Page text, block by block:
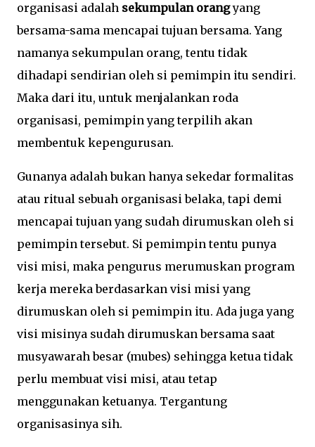
organisasi adalah sekumpulan orangyang
bersama-sama mencapai tujuan bersama. Yang
namanya sekumpulan orang, tentu tidak
dihadapi sendirian oleh si pemimpin itu sendiri.
Maka dari itu, untuk menjalankan roda
organisasi, pemimpin yang terpilih akan
membentuk kepengurusan.
Gunanya adalah bukan hanya sekedar formalitas
atau ritual sebuah organisasi belaka, tapi demi
mencapai tujuan yang sudah dirumuskan oleh si
pemimpin tersebut. Si pemimpin tentu punya
visi misi, maka pengurus merumuskan program
kerja mereka berdasarkan visi misi yang
dirumuskan oleh si pemimpin itu. Ada juga yang
visi misinya sudah dirumuskan bersama saat
musyawarah besar (mubes) sehingga ketua tidak
perlu membuat visi misi, atau tetap
menggunakan ketuanya. Tergantung
organisasinya sih.